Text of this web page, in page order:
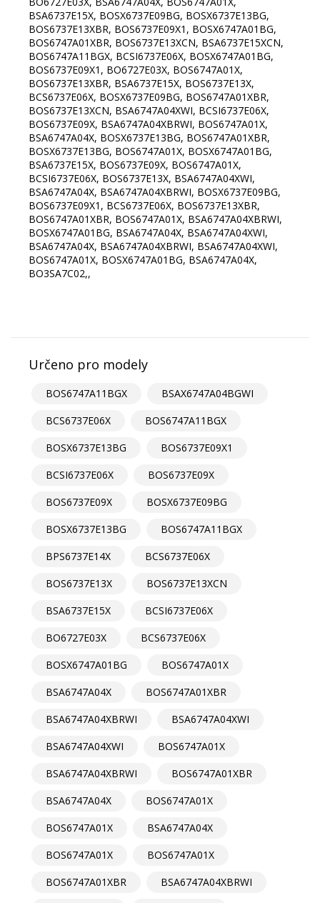
BSA6737E15X, BOSX6737E09BG, BOSX6737E13BG,
BOS6737E13XBR, BOS6737E09X1, BOSX6747A01BG,
BOS6747A01XBR, BOS6737E13XCN, BSA6737E15XCN,
BOS6747A11BGX, BCSI6737E06X, BOSX6747A01BG,
BOS6737E09X1, BO6727E03X, BOS6747A01X,
BOS6737E13XBR, BSA6737E15X, BOS6737E13X,
BCS6737E06X, BOSX6737E09BG, BOS6747A01XBR,
BOS6737E13XCN, BSA6747A04XWI, BCSI6737E06X,
BOS6737E09X, BSA6747A04XBRWI, BOS6747A01X,
BSA6747A04X, BOSX6737E13BG, BOS6747A01XBR,
BOSX6737E13BG, BOS6747A01X, BOSX6747A01BG,
BSA6737E15X, BOS6737E09X, BOS6747A01X,
BCSI6737E06X, BOS6737E13X, BSA6747A04XWI,
BSA6747A04X, BSA6747A04XBRWI, BOSX6737E09BG,
BOS6737E09X1, BCS6737E06X, BOS6737E13XBR,
BOS6747A01XBR, BOS6747A01X, BSA6747A04XBRWI,
BOSX6747A01BG, BSA6747A04X, BSA6747A04XWI,
BSA6747A04X, BSA6747A04XBRWI, BSA6747A04XWI,
BOS6747A01X, BOSX6747A01BG, BSA6747A04X,
BO3SA7C02,,
Určeno pro modely
BOS6747A11BGX
BSAX6747A04BGWI
BCS6737E06X
BOS6747A11BGX
BOSX6737E13BG
BOS6737E09X1
BCSI6737E06X
BOS6737E09X
BOS6737E09X
BOSX6737E09BG
BOSX6737E13BG
BOS6747A11BGX
BPS6737E14X
BCS6737E06X
BOS6737E13X
BOS6737E13XCN
BSA6737E15X
BCSI6737E06X
BO6727E03X
BCS6737E06X
BOSX6747A01BG
BOS6747A01X
BSA6747A04X
BOS6747A01XBR
BSA6747A04XBRWI
BSA6747A04XWI
BSA6747A04XWI
BOS6747A01X
BSA6747A04XBRWI
BOS6747A01XBR
BSA6747A04X
BOS6747A01X
BOS6747A01X
BSA6747A04X
BOS6747A01X
BOS6747A01X
BOS6747A01XBR
BSA6747A04XBRWI